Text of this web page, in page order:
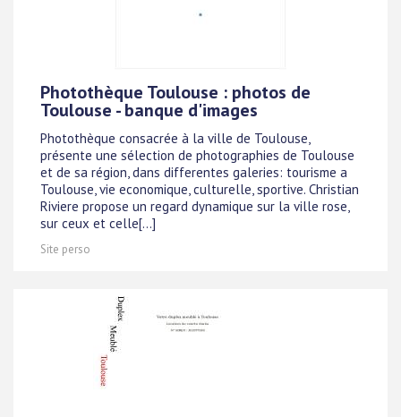
Photothèque Toulouse : photos de
Toulouse - banque d'images
Photothèque consacrée à la ville de Toulouse,
présente une sélection de photographies de Toulouse
et de sa région, dans differentes galeries: tourisme a
Toulouse, vie economique, culturelle, sportive. Christian
Riviere propose un regard dynamique sur la ville rose,
sur ceux et celle[...]
Site perso